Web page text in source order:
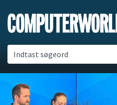
Indtast søgeord